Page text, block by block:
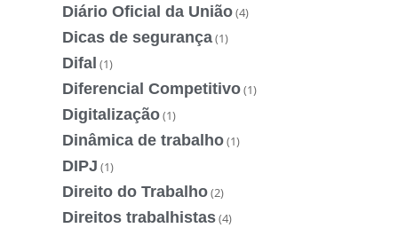
Diário Oficial da União(4)
Dicas de segurança(1)
Difal (1)
Diferencial Competitivo(1)
Digitalização(1)
Dinâmica de trabalho(1)
DIPJ (1)
Direito do Trabalho(2)
Direitos trabalhistas(4)